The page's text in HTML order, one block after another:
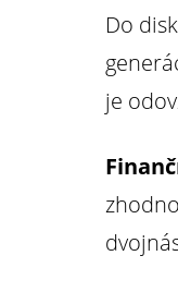
Do
je